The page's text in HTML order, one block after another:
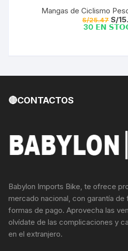
Mangas de Ciclismo
S/25.47 El
S/
30 𝗘𝗡
🔴CONTACTOS
Babylon Imports Bike, te ofrece
mercado nacional, con garantía
formas de pago. Aprovecha las
olvídate de las complicaciones y
en el extranjero.